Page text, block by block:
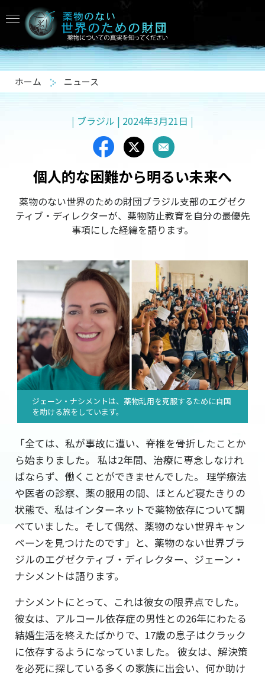
ホーム ニュース
| ブラジル | 2024年3月21日 |
個人的な困難から明るい未来へ
薬物のない世界のための財団ブラジル支部のエグゼク
ティブ・ディレクターが、薬物防止教育を自分の最優先
事項にした経緯を語ります。
ジェーン・ナシメントは、薬物乱用を克服するために自国
を助ける旅をしています。
「全ては、私が事故に遭い、脊椎を骨折したことか
ら始まりました。 私は2年間、治療に専念しなけれ
ばならず、働くことができませんでした。 理学療法
や医者の診察、薬の服用の間、ほとんど寝たきりの
状態で、私はインターネットで薬物依存について調
べていました。そして偶然、薬物のない世界キャン
ペーンを見つけたのです」と、薬物のない世界ブラ
ジルのエグゼクティブ・ディレクター、ジェーン・
ナシメントは語ります。
ナシメントにとって、これは彼女の限界点でした。
彼女は、アルコール依存症の男性との26年にわたる
結婚生活を終えたばかりで、17歳の息子はクラック
に依存するようになっていました。 彼女は、解決策
を必死に探している多くの家族に出会い、何か助け